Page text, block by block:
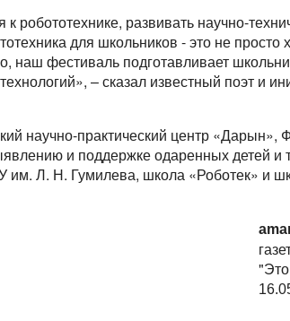
развивать научно-
для школьников - это не
наш фестиваль подготавливает
– сказал известный поэт и
научно-практический центр «Дарын»,
и поддержке одаренных детей и
Л. Н. Гумилева, школа «Роботек» и